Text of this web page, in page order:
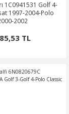
1C0941531 Golf 4-
1997-2004-Polo
2002
TL